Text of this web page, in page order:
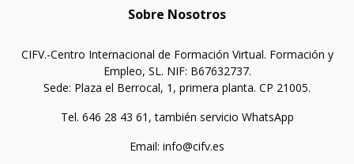
Sobre Nosotros
CIFV.-Centro Internacional de Formación Virtual. Formación y
Empleo, SL. NIF: B67632737.
Sede: Plaza el Berrocal, 1, primera planta. CP 21005.
Tel. 646 28 43 61, también servicio WhatsApp
Email: info@cifv.es